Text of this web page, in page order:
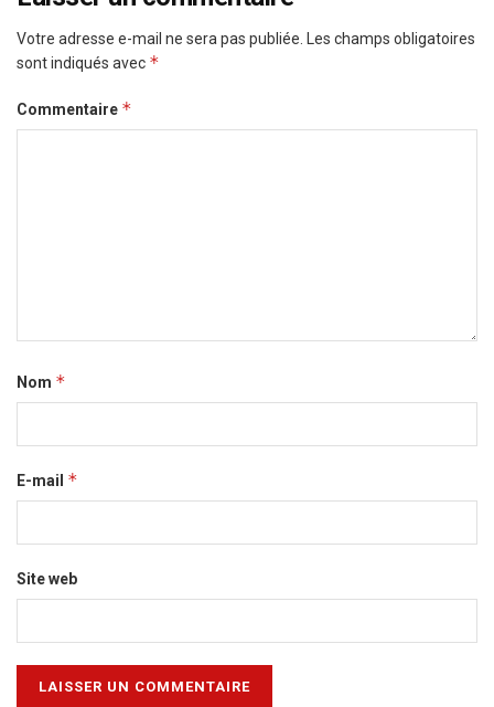
Votre adresse e-mail ne sera pas publiée. Les champs obligatoires
sont indiqués avec *
Commentaire *
Nom *
E-mail *
Site web